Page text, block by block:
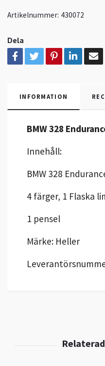
Artikelnummer: 430072
Dela
INFORMATION
BMW 328
Innehåll:
BMW 328
4 färger, 1 Flaska
1 pensel
Märke: Heller